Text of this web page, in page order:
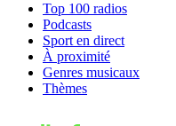
Top 100 radios
Podcasts
Sport en direct
À proximité
Genres musicaux
Thèmes